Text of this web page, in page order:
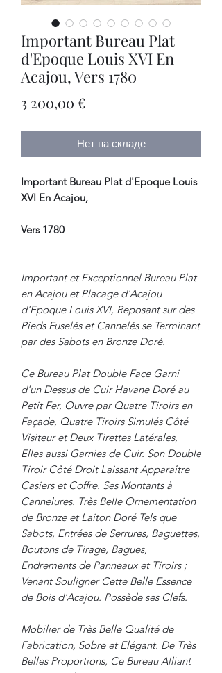
Important Bureau Plat
d'Epoque Louis XVI En
Acajou, Vers 1780
3 200,00 €
Нет на складе
Important Bureau Plat d'Epoque Louis
XVI En Acajou,
Vers 1780
Important et Exceptionnel Bureau Plat
en Acajou et Placage d'Acajou
d'Epoque Louis XVI, Reposant sur des
Pieds Fuselés et Cannelés se Terminant
par des Sabots en Bronze Doré.
Ce Bureau Plat Double Face Garni
d'un Dessus de Cuir Havane Doré au
Petit Fer, Ouvre par Quatre Tiroirs en
Façade, Quatre Tiroirs Simulés Côté
Visiteur et Deux Tirettes Latérales,
Elles aussi Garnies de Cuir. Son Double
Tiroir Côté Droit Laissant Apparaître
Casiers et Coffre. Ses Montants à
Cannelures. Très Belle Ornementation
de Bronze et Laiton Doré Tels que
Sabots, Entrées de Serrures, Baguettes,
Boutons de Tirage, Bagues,
Endrements de Panneaux et Tiroirs ;
Venant Souligner Cette Belle Essence
de Bois d'Acajou. Possède ses Clefs.
Mobilier de Très Belle Qualité de
Fabrication, Sobre et Elégant. De Très
Belles Proportions, Ce Bureau Alliant